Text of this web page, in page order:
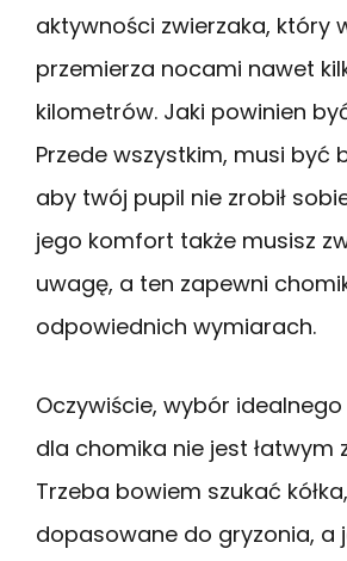
aktywności zwierzaka, który
przemierza nocami nawet
kilometrów. Jaki powinien
Przede wszystkim, musi być
aby twój pupil nie zrobił
jego komfort także musisz
uwagę, a ten zapewni
odpowiednich wymiarach.
Oczywiście, wybór
dla chomika nie jest łatwym
Trzeba bowiem szukać
dopasowane do gryzonia, a